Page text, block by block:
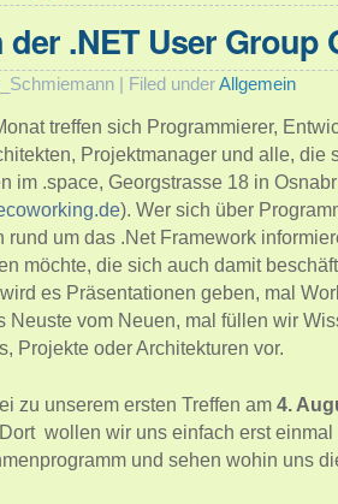
der .NET User Group
| Filed underAllgemein
treffen sich Programmierer,
Projektmanager und alle, die
im .space, Georgstrasse 18 in
). Wer sich über
rund um das .Net Framework
möchte, die sich auch damit
es Präsentationen geben, mal
Neuste vom Neuen, mal füllen wir
Projekte oder Architekturen vor.
zu unserem ersten Treffen am 4.
wollen wir uns einfach erst
und sehen wohin uns